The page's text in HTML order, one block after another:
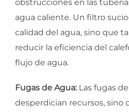
obstrucciones en las
agua caliente. Un filtro
calidad del agua, sino que
reducir la eficiencia del
flujo de agua.
Fugas de Agua: Las fugas
desperdician recursos, sino